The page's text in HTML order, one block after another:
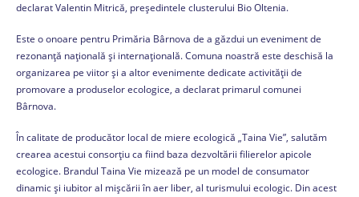
declarat Valentin Mitrică, președintele clusterului Bio Oltenia.
Este o onoare pentru Primăria Bârnova de a găzdui un eveniment de
rezonanță națională și internațională. Comuna noastră este deschisă la
organizarea pe viitor și a altor evenimente dedicate activității de
promovare a produselor ecologice, a declarat primarul comunei
Bârnova.
În calitate de producător local de miere ecologică „Taina Vie”, salutăm
crearea acestui consorțiu ca fiind baza dezvoltării filierelor apicole
ecologice. Brandul Taina Vie mizează pe un model de consumator
dinamic și iubitor al mișcării în aer liber, al turismului ecologic. Din acest